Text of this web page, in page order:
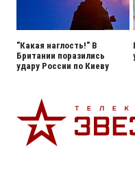
"Какая наглость!" В
Британии поразились
удару России по Киеву